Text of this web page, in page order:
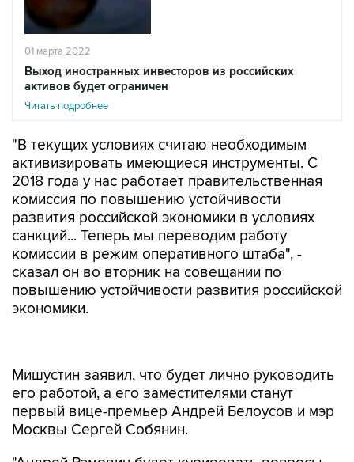
01 марта 2022
Выход иностранных инвесторов из российских
активов будет ограничен
Читать подробнее
"В текущих условиях считаю необходимым
активизировать имеющиеся инструменты. С
2018 года у нас работает правительственная
комиссия по повышению устойчивости
развития российской экономики в условиях
санкций... Теперь мы переводим работу
комиссии в режим оперативного штаба", -
сказал он во вторник на совещании по
повышению устойчивости развития российской
экономики.
Мишустин заявил, что будет лично руководить
его работой, а его заместителями станут
первый вице-премьер Андрей Белоусов и мэр
Москвы Сергей Собянин.